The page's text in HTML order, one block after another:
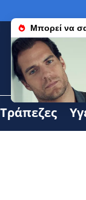
Τράπεζες